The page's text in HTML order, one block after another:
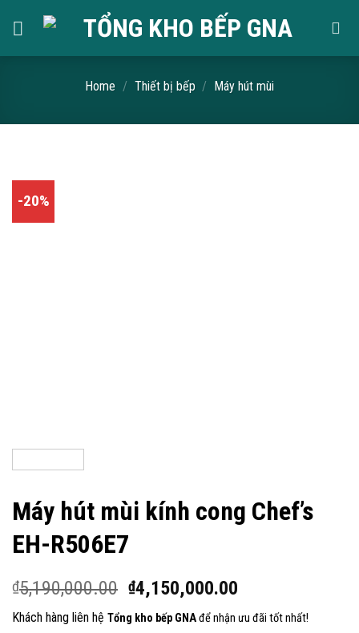
Home / Thiết bị bếp / Máy hút mùi
-20%
Máy hút mùi kính cong Chef’s
EH-R506E7
₫5,190,000.00 ₫4,150,000.00
Khách hàng liên hệ Tổng kho bếp GNAđể nhận ưu đãi tốt nhất!